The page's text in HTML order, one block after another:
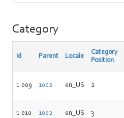
Category
Id Parent Locale
Category
Position
1.009 1002 en_US 2
1.010 1002 en_US 3